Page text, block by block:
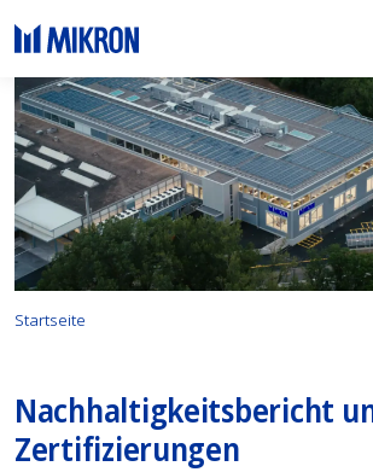
Startseite
Nachhaltigkeitsbericht
Zertifizierungen